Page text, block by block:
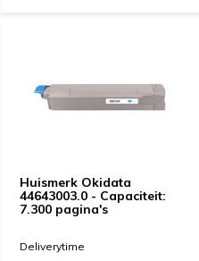
Huismerk Okidata
44643003.0 - Capaciteit:
7.300 pagina's
Deliverytime